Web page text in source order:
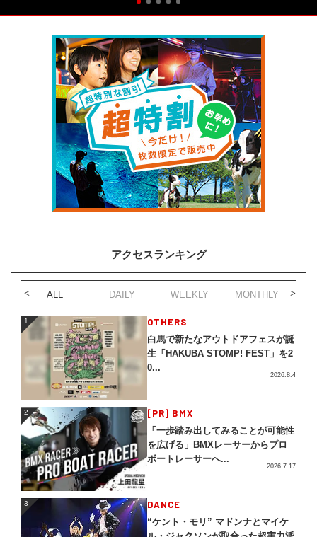
アクセスランキング
ALL DAILY WEEKLY MONTHLY
1 OTHERS
白馬で新たなアウトドアフェスが誕
生「HAKUBA STOMP! FEST」を2
0...
2026.8.4
2 [PR] BMX
「一歩踏み出してみることが可能性
を広げる」BMXレーサーからプロ
ボートレーサーへ...
2026.7.17
3 DANCE
“ケント・モリ” マドンナとマイケ